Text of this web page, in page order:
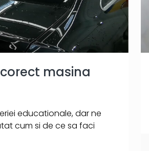
masina
educationale, dar ne
cum si de ce sa faci